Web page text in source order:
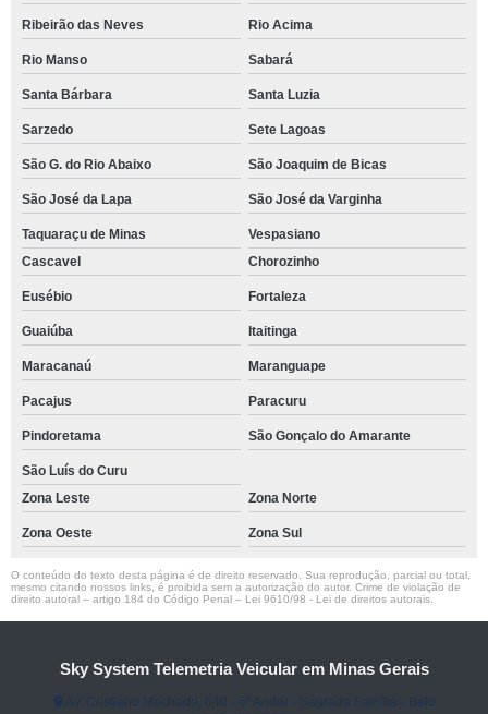
Ribeirão das Neves Rio Acima
Rio Manso Sabará
Santa Bárbara Santa Luzia
Sarzedo Sete Lagoas
São G. do Rio Abaixo São Joaquim de Bicas
São José da Lapa São José da Varginha
Taquaraçu de Minas
Vespasiano
Cascavel
Chorozinho
Eusébio Fortaleza
Guaiúba Itaitinga
Maracanaú Maranguape
Pacajus Paracuru
Pindoretama São Gonçalo do Amarante
São Luís do Curu
Zona Leste
Zona Norte
Zona Oeste Zona Sul
O conteúdo do texto desta página é de direito reservado. Sua reprodução, parcial ou total,
mesmo citando nossos links, é proibida sem a autorização do autor. Crime de violação de
direito autoral – artigo 184 do Código Penal – Lei 9610/98 - Lei de direitos autorais
Sky System Telemetria Veicular em Minas Gerais